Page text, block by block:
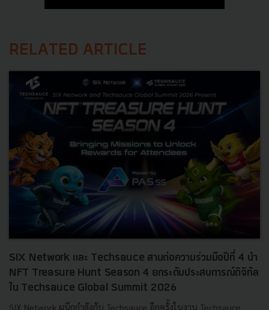
RELATED ARTICLE
SIX Network และ Techsauce สานต่อความร่วมมือปีที่ 4 นำ
NFT Treasure Hunt Season 4 ยกระดับประสบการณ์ดิจิทัล
ใน Techsauce Global Summit 2026
SIX Network ผนึกกำลังกับ Techsauce อีกครั้งในงาน Techsauce